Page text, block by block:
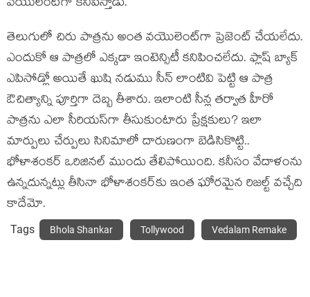
వ‌యొలెంట్‌గా క‌నిపిస్తాడు.
తెలుగులో చిరు పాత్ర‌ను అంత వ‌యొలెంట్‌గా ప్రెజెంట్ చేయ‌లేదు.
ఎందుకో ఆ పాత్ర‌లో ఎక్క‌డా ఇంటెన్సిటీ క‌నిపించ‌లేదు. ఫ్లాష్ బ్యాక్
ఎపిసోడ్లో అయితే ఖుషి న‌డుము సీన్ లాంటివి పెట్టి ఆ పాత్ర
ఔచిత్యాన్ని పూర్తిగా దెబ్బ తీశారు. ఇలాంటి సీన్ల‌ త‌ర్వాత హీరో
పాత్ర‌ను ఎలా సీరియ‌స్‌గా తీసుకుంటారు ప్రేక్ష‌కులు? ఇలా
మార్పులు చేర్పులు సినిమాలో దారుణంగా బెడిసికొట్టి..
భోళాశంక‌ర్ ఒరిజిన‌ల్ ముందు తేలిపోయింది. క‌నీసం వేదాళంను
ఉన్న‌దున్న‌ట్లు తీసినా భోళాశంక‌ర్‌కు ఇంత ఘోర‌మైన రిజ‌ల్ట్ వ‌చ్చేది
కాదేమో.
Tags Bhola Shankar Tollywood Vedalam Remake